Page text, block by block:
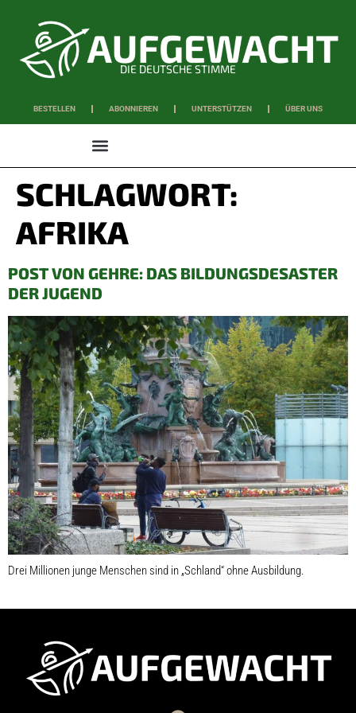
DIE DEUTSCHE STIMME
BESTELLEN ABONNIEREN UNTERSTÜTZEN ÜBER UNS
SCHLAGWORT:
AFRIKA
POST VON GEHRE: DAS BILDUNGSDESASTER
DER JUGEND
Drei Millionen junge Menschen sind in „Schland“ ohne Ausbildung.